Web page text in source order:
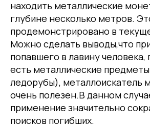
находить металлические
глубине несколько метров.
продемонстрировано в
Можно сделать выводы,что
попавшего в лавину
есть металлические
ледорубы), металлоискатель
очень полезен.В данном
применение значительно
поисков погибших.